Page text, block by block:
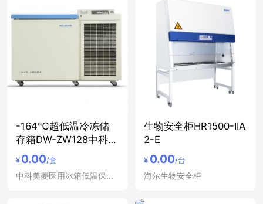
-164℃超低温冷冻储
存箱DW-ZW128中科美
菱
¥0.00/套
中科美菱医用冰箱低温保存箱冷藏箱
生物安全柜HR1500-IIA
2-E
¥ 0.00/台
海尔生物安全柜